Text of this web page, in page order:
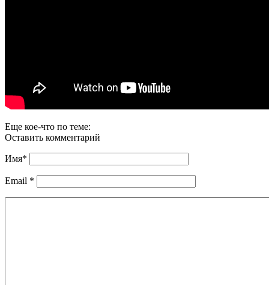
Еще кое-что по теме:
Оставить комментарий
Имя*
Email *